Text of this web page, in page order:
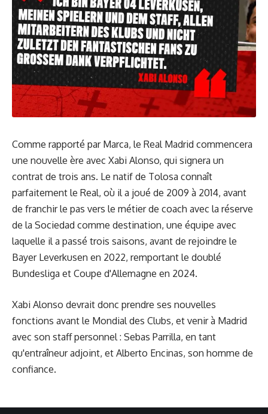
Comme rapporté par Marca, le Real Madrid commencera
une nouvelle ère avec Xabi Alonso, qui signera un
contrat de trois ans. Le natif de Tolosa connaît
parfaitement le Real, où il a joué de 2009 à 2014, avant
de franchir le pas vers le métier de coach avec la réserve
de la Sociedad comme destination, une équipe avec
laquelle il a passé trois saisons, avant de rejoindre le
Bayer Leverkusen en 2022, remportant le doublé
Bundesliga et Coupe d'Allemagne en 2024.
Xabi Alonso devrait donc prendre ses nouvelles
fonctions avant le Mondial des Clubs, et venir à Madrid
avec son staff personnel : Sebas Parrilla, en tant
qu'entraîneur adjoint, et Alberto Encinas, son homme de
confiance.